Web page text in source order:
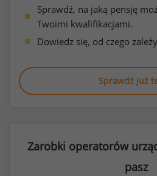
Sprawdź, na jaką pensję
Twoimi kwalifikacjami.
Dowiedz się, od czego
Sprawdź już
Zarobki operatorów
pasz